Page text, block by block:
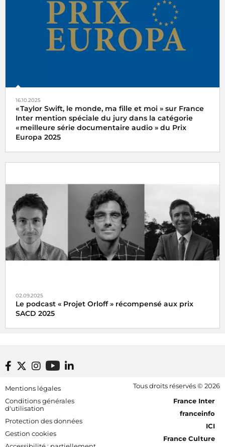
sur franceinfo
Le reportage
16.10.2025
« Taylor Swift, le monde, ma fille et moi » sur France
Inter mention spéciale du jury dans la catégorie
« meilleure série documentaire audio » du Prix
Europa 2025
Le podcast « Taylor Swift, le monde, ma fille et moi » de
Xavier Yvon a reçu la mention spéciale du jury dans la
catégorie « meilleure série documentaire audio » du Prix
Europa 2025
02.09.2025
Le podcast « Projet Orloff » récompensé aux prix
SACD 2025
Tanguy Blum, Christian Brugerolle et Antoine Piombino
remportent le Prix de la catégorie Radio lors de la remise
Footer bottom
Mentions légales
Conditions générales
d'utilisation
Protection des données
Gestion cookies
Tous droits réservés © 2026
[RDF] Pied de page - Mobile
France Inter
franceinfo
ICI
France Culture